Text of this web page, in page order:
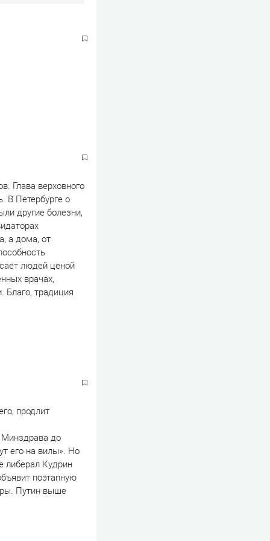
Глава верховного
В Петербурге о
другие болезни,
а дома, от
людей ценой
врачах,
Благо, традиция
продлит
Минздрава до
его на вилы». Но
либерал Кудрин
поэтапную
Путин выше